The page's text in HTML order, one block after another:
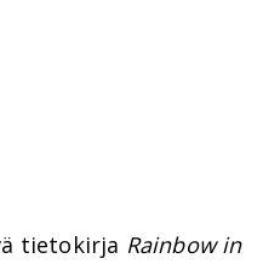
tietokirja Rainbow in